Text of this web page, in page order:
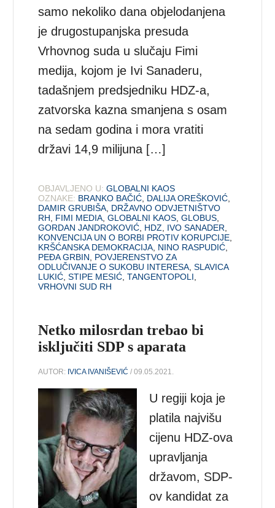
samo nekoliko dana objelodanjena
je drugostupanjska presuda
Vrhovnog suda u slučaju Fimi
medija, kojom je Ivi Sanaderu,
tadašnjem predsjedniku HDZ-a,
zatvorska kazna smanjena s osam
na sedam godina i mora vratiti
državi 14,9 milijuna […]
OBJAVLJENO U: GLOBALNI KAOS
OZNAKE: BRANKO BAČIĆ, DALIJA OREŠKOVIĆ,
DAMIR GRUBIŠA, DRŽAVNO ODVJETNIŠTVO
RH, FIMI MEDIA,GLOBALNI KAOS,GLOBUS,
GORDAN JANDROKOVIĆ, HDZ, IVO SANADER,
KONVENCIJA UN O BORBI PROTIV KORUPCIJE,
KRŠĆANSKA DEMOKRACIJA, NINO RASPUDIĆ,
PEĐA GRBIN, POVJERENSTVO ZA
ODLUČIVANJE O SUKOBU INTERESA,SLAVICA
LUKIĆ,STIPE MESIĆ,TANGENTOPOLI,
VRHOVNI SUD RH
Netko milosrdan trebao bi
isključiti SDP s aparata
AUTOR: IVICA IVANIŠEVIĆ / 09.05.2021.
U regiji koja je
platila najvišu
cijenu HDZ-ova
upravljanja
državom, SDP-
ov kandidat za